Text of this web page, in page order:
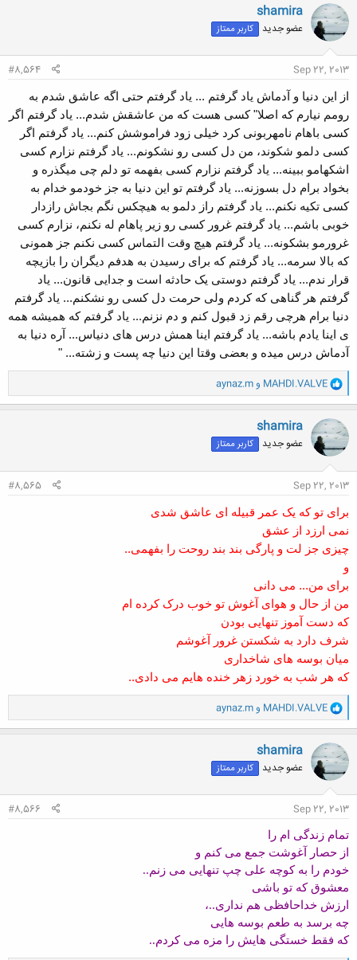
shamira
عضو جدید کاربر ممتاز
Sep 22, 2013
#8,564
از این دنیا و آدماش یاد گرفتم ... یاد گرفتم حتی اگه عاشق شدم به
رومم نیارم که اصلا" کسی هست که من عاشقش شدم... یاد گرفتم اگر
کسی باهام نامهربونی کرد خیلی زود فراموشش کنم... یاد گرفتم اگر
کسی دلمو شکوند، من دل کسی رو نشکونم... یاد گرفتم نزارم کسی
اشکهامو ببینه... یاد گرفتم نزارم کسی بفهمه تو دلم چی میگذره و
بخواد برام دل بسوزنه... یاد گرفتم تو این دنیا به جز خودمو خدام به
کسی تکیه نکنم... یاد گرفتم راز دلمو به هیچکس نگم بجاش رازدار
خوبی باشم... یاد گرفتم غرور کسی رو زیر پاهام له نکنم، نزارم کسی
غرورمو بشکونه... یاد گرفتم هیچ وقت التماس کسی نکنم جز همونی
که بالا سرمه... یاد گرفتم که برای رسیدن به هدفم دیگران را بازیچه
قرار ندم... یاد گرفتم دوستی یک حادثه است و جدایی قانون... یاد
گرفتم هر گناهی که کردم ولی حرمت دل کسی رو نشکنم... یاد گرفتم
دنیا برام هرچی رقم زد قبول کنم و دم نزنم... یاد گرفتم که همیشه همه
ی اینا یادم باشه... یاد گرفتم اینا همش درس های دنیاس... آره دنیا به
آدماش درس میده و بعضی وقتا این دنیا چه پست و زشته... "
و
ا
ک
ن
ش
ه
ا
MAHDI.VALVE وaynaz.m
shamira
عضو جدید کاربر ممتاز
Sep 22, 2013
#8,565
برای تو که یک عمر قبیله ای عاشق شدی
نمی ارزد از عشق
چیزی جز لت و پارگی بند بند روحت را بفهمی..
و
برای من... می دانی
من از حال و هوای آغوش تو خوب درک کرده ام
که دست آموز تنهایی بودن
شرف دارد به شکستن غرور آغوشم
میان بوسه های شاخداری
که هر شب به خورد زهر خنده هایم می دادی..
و
ا
ک
ن
ش
ه
ا
MAHDI.VALVE و aynaz.m
shamira
عضو جدید کاربر ممتاز
Sep 22, 2013
#8,566
تمام زندگی ام را
از حصار آغوشت جمع می کنم و
خودم را به کوچه علی چپ تنهایی می زنم..
معشوق که تو باشی
ارزش خداحافظی هم نداری..،
چه برسد به طعم بوسه هایی
که فقط خستگی هایش را مزه می کردم..